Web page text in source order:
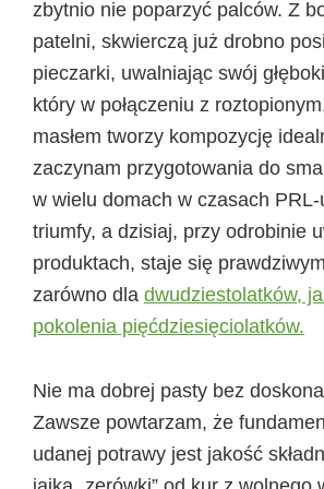
zbytnio nie poparzyć palców. Z
patelni, skwierczą już drobno
pieczarki, uwalniając swój
który w połączeniu z
masłem tworzy kompozycję
zaczynam przygotowania do
w wielu domach w czasach PRL-
triumfy, a dzisiaj, przy odrobinie
produktach, staje się
zarówno dla dwudziestolatków,
pokolenia pięćdziesięciolatków.
Nie ma dobrej pasty bez
Zawsze powtarzam, że
udanej potrawy jest jakość